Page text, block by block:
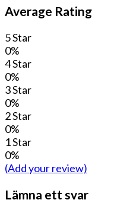
Average Rating
5 Star
0%
4 Star
0%
3 Star
0%
2 Star
0%
1 Star
0%
(Add your review)
Lämna ett svar